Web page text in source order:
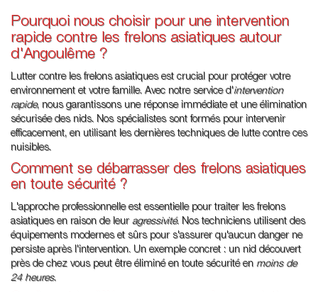
Pourquoi nous choisir pour une intervention
rapide contre les frelons asiatiques autour
d'Angoulême ?
Lutter contre les frelons asiatiques est crucial pour protéger votre
environnement et votre famille. Avec notre service d'intervention
rapide, nous garantissons une réponse immédiate et une élimination
sécurisée des nids. Nos spécialistes sont formés pour intervenir
efficacement, en utilisant les dernières techniques de lutte contre ces
nuisibles.
Comment se débarrasser des frelons asiatiques
en toute sécurité ?
L'approche professionnelle est essentielle pour traiter les frelons
asiatiques en raison de leur agressivité. Nos techniciens utilisent des
équipements modernes et sûrs pour s'assurer qu'aucun danger ne
persiste après l'intervention. Un exemple concret : un nid découvert
près de chez vous peut être éliminé en toute sécurité en moins de
24 heures.